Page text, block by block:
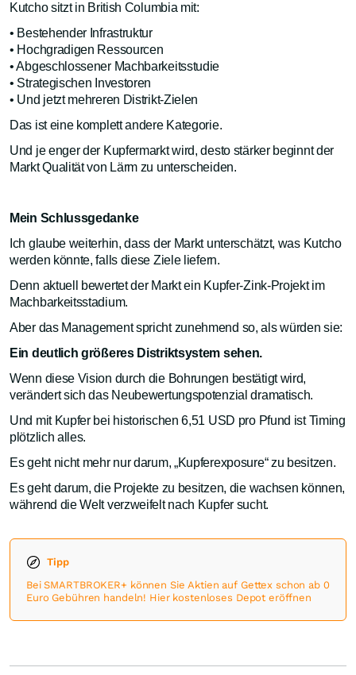
Kutcho sitzt in British Columbia mit:
• Bestehender Infrastruktur
• Hochgradigen Ressourcen
• Abgeschlossener Machbarkeitsstudie
• Strategischen Investoren
• Und jetzt mehreren Distrikt-Zielen
Das ist eine komplett andere Kategorie.
Und je enger der Kupfermarkt wird, desto stärker beginnt der
Markt Qualität von Lärm zu unterscheiden.
Mein Schlussgedanke
Ich glaube weiterhin, dass der Markt unterschätzt, was Kutcho
werden könnte, falls diese Ziele liefern.
Denn aktuell bewertet der Markt ein Kupfer-Zink-Projekt im
Machbarkeitsstadium.
Aber das Management spricht zunehmend so, als würden sie:
Ein deutlich größeres Distriktsystem sehen.
Wenn diese Vision durch die Bohrungen bestätigt wird,
verändert sich das Neubewertungspotenzial dramatisch.
Und mit Kupfer bei historischen 6,51 USD pro Pfund ist Timing
plötzlich alles.
Es geht nicht mehr nur darum, „Kupferexposure“ zu besitzen.
Es geht darum, die Projekte zu besitzen, die wachsen können,
während die Welt verzweifelt nach Kupfer sucht.
Tipp
Bei SMARTBROKER+ können Sie Aktien auf Gettex schon ab 0
Euro Gebühren handeln! Hier kostenloses Depot eröffnen